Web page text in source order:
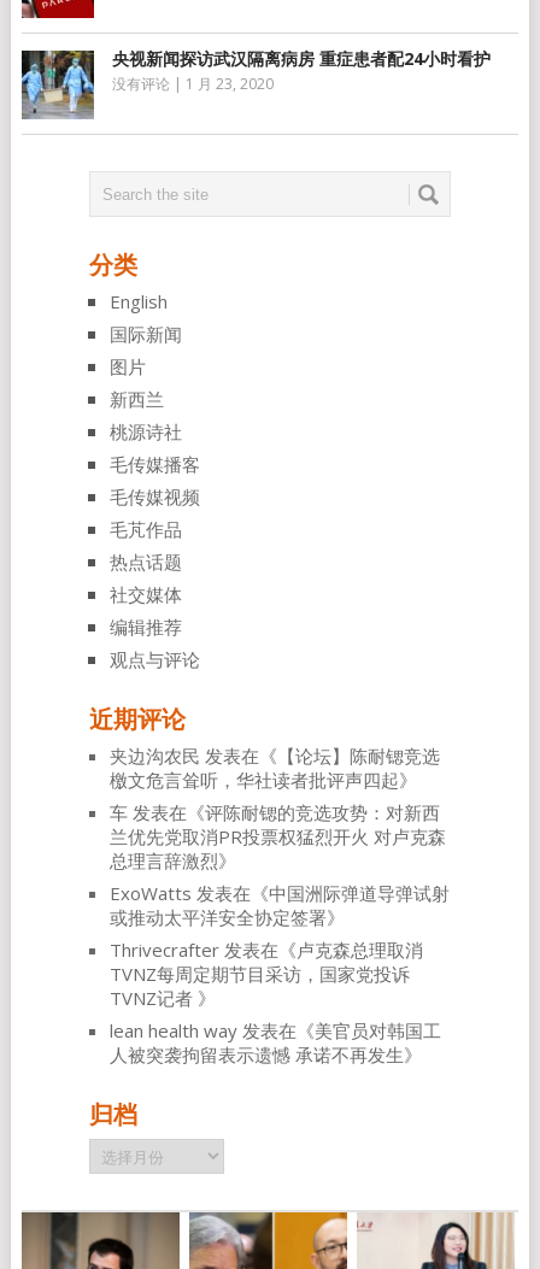
央视新闻探访武汉隔离病房 重症患者配24小时看护
没有评论 | 1 月 23, 2020
分类
English
国际新闻
图片
新西兰
桃源诗社
毛传媒播客
毛传媒视频
毛芃作品
热点话题
社交媒体
编辑推荐
观点与评论
近期评论
夹边沟农民 发表在《 【论坛】陈耐锶竞选
檄文危言耸听，华社读者批评声四起》
车发表在《评陈耐锶的竞选攻势：对新西
兰优先党取消PR投票权猛烈开火 对卢克森
总理言辞激烈》
ExoWatts 发表在《中国洲际弹道导弹试射
或推动太平洋安全协定签署》
Thrivecrafter发表在《卢克森总理取消
TVNZ每周定期节目采访，国家党投诉
TVNZ记者 》
lean health way发表在《美官员对韩国工
人被突袭拘留表示遗憾 承诺不再发生》
归档
归
档